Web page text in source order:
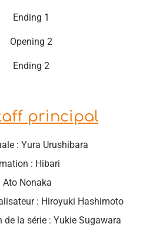
Ending 1
Opening 2
Ending 2
principal
: Yura Urushibara
: Hibari
Ato Nonaka
: Hiroyuki Hashimoto
de la série : Yukie Sugawara